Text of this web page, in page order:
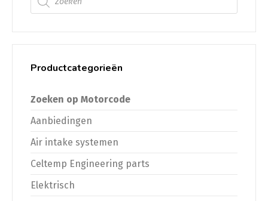
Productcategorieën
Zoeken op Motorcode
Aanbiedingen
Air intake systemen
Celtemp Engineering parts
Elektrisch